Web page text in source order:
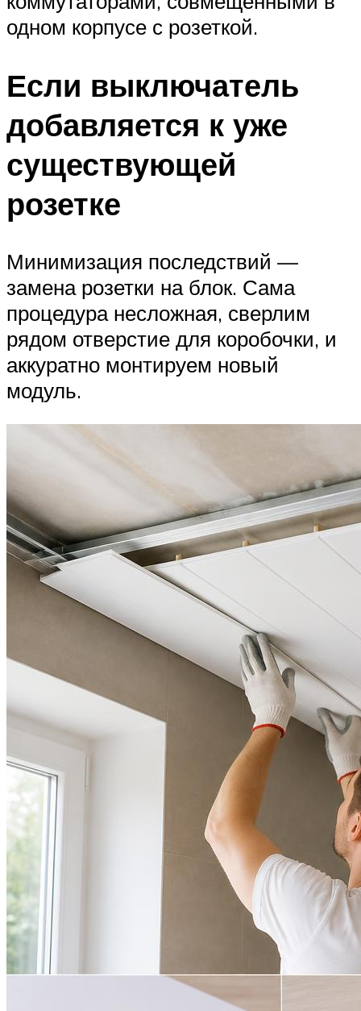
одном корпусе с розеткой.
Если выключатель
добавляется к уже
существующей
розетке
Минимизация последствий —
замена розетки на блок. Сама
процедура несложная, сверлим
рядом отверстие для коробочки, и
аккуратно монтируем новый
модуль.